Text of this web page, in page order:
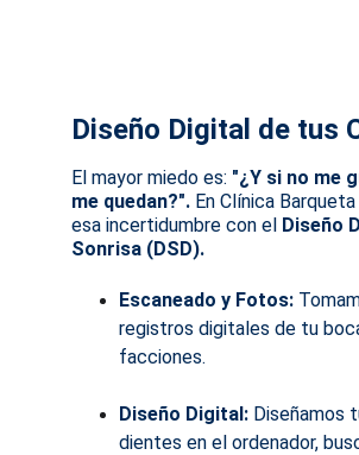
Diseño Digital de tus
El mayor miedo es: "¿Y si no me
me quedan?". En Clínica
esa incertidumbre con el Diseño
Sonrisa (DSD).
Escaneado y Fotos:
registros digitales de tu
facciones.
Diseño Digital: Diseñamos
dientes en el ordenador,